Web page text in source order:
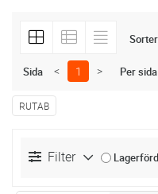
Sida < 1 > Per sida
RUTAB
Filter